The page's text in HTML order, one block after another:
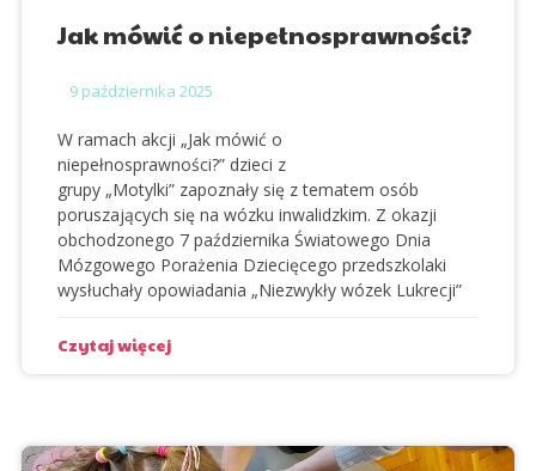
Jak mówić o niepełnosprawności?
9października 2025
W ramach akcji „Jak mówić o
niepełnosprawności?”dzieci z
grupy „Motylki”zapoznały się z tematem osób
poruszających się na wózku inwalidzkim. Z okazji
obchodzonego 7 października Światowego Dnia
Mózgowego Porażenia Dziecięcego przedszkolaki
wysłuchały opowiadania „Niezwykły wózek Lukrecji”
Czytaj więcej